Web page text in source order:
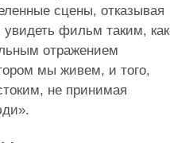
сцены, отказывая
фильм таким, как
отражением
мы живем, и того,
не принимая